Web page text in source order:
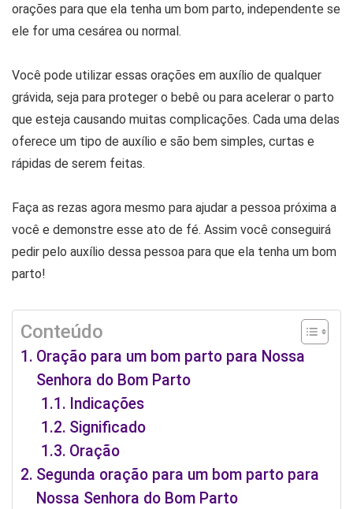
orações para que ela tenha um bom parto, independente se
ele for uma cesárea ou normal.
Você pode utilizar essas orações em auxílio de qualquer
grávida, seja para proteger o bebê ou para acelerar o parto
que esteja causando muitas complicações. Cada uma delas
oferece um tipo de auxílio e são bem simples, curtas e
rápidas de serem feitas.
Faça as rezas agora mesmo para ajudar a pessoa próxima a
você e demonstre esse ato de fé. Assim você conseguirá
pedir pelo auxílio dessa pessoa para que ela tenha um bom
parto!
Conteúdo
Oração para um bom parto para Nossa
Senhora do Bom Parto
Indicações
Significado
Oração
Segunda oração para um bom parto para
Nossa Senhora do Bom Parto